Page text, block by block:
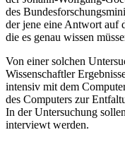
des
der jene eine Antwort auf
die es genau wissen
Von einer solchen
Wissenschaftler
intensiv mit dem
des Computers zur
In der Untersuchung
interviewt werden.